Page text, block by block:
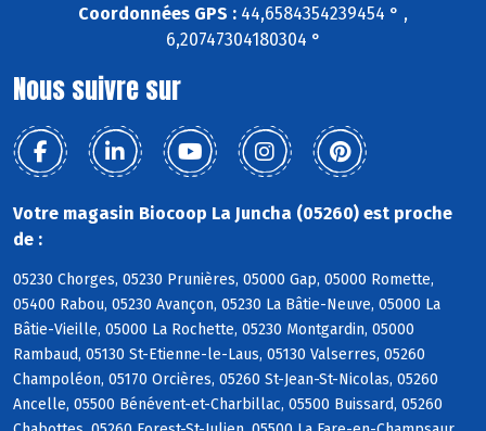
Coordonnées GPS : 44,6584354239454 ° ,
6,20747304180304 °
Nous suivre sur
Votre magasin Biocoop La Juncha (05260) est proche
de :
05230 Chorges, 05230 Prunières, 05000 Gap, 05000 Romette,
05400 Rabou, 05230 Avançon, 05230 La Bâtie-Neuve, 05000 La
Bâtie-Vieille, 05000 La Rochette, 05230 Montgardin, 05000
Rambaud, 05130 St-Etienne-le-Laus, 05130 Valserres, 05260
Champoléon, 05170 Orcières, 05260 St-Jean-St-Nicolas, 05260
Ancelle, 05500 Bénévent-et-Charbillac, 05500 Buissard, 05260